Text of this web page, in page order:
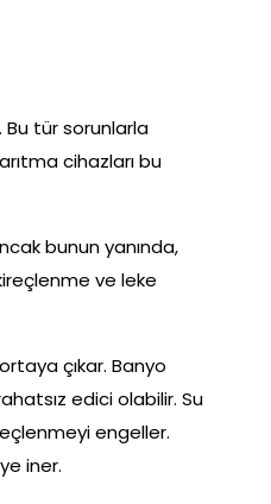
Bu tür sorunlarla
cihazları bu
bunun yanında,
ve leke
çıkar. Banyo
edici olabilir. Su
engeller.
iner.